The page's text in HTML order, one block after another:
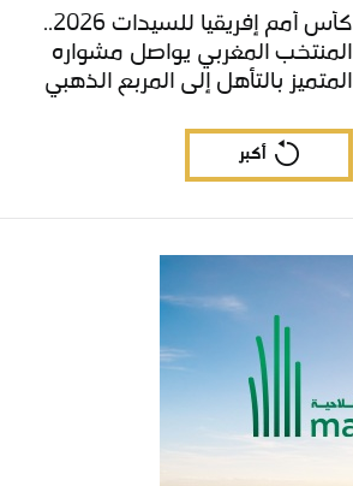
كأس أمم إفريقيا للسيدات 2026..
المنتخب المغربي يواصل مشواره
المتميز بالتأهل إلى المربع الذهبي
ويحجز تذكرة العبور إلى مونديال
البرازيل 2027 أكبر